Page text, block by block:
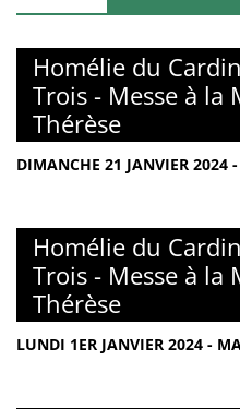
Homélie du
Trois - Messe à la
Thérèse
DIMANCHE 21 JANVIER 2024
Homélie du
Trois - Messe à la
Thérèse
LUNDI 1ER JANVIER 2024 -